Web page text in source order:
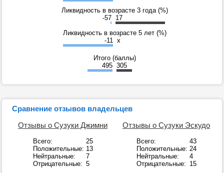
Ликвидность в возрасте 3 года (%)
-57 17
Ликвидность в возрасте 5 лет (%)
-11 x
Итого (баллы)
495 305
Сравнение отзывов владельцев
Отзывы о Сузуки Джимни
Всего:
25
Положительные: 13
Нейтральные:
7
Отрицательные: 5
Отзывы о Сузуки Эскудо
Всего:
43
Положительные: 24
Нейтральные:
4
Отрицательные: 15